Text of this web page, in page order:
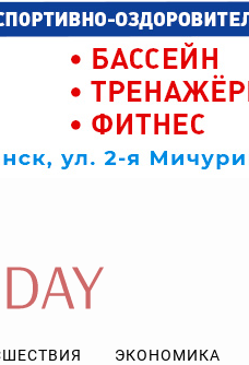
ЭКОНОМИКА